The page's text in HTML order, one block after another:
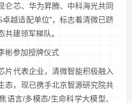
仑芯、华为昇腾、中科海光共同
卓越适配单位”，标志着清微已跻
共建领军梯队。
彬参加授牌仪式
片代表企业，清微智能积极融入
态，现已携手北京智源研究院共
语言/多模态/生命科学大模型、